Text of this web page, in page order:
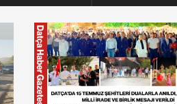
ANILDI, 10.
YILINDA MİLLİ
İRADE VE
BİRLİK MESAJI
VERİLDİ